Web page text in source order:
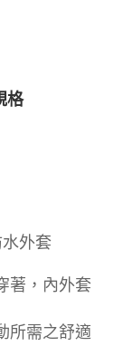
格
外套
著，內外套
所需之舒適